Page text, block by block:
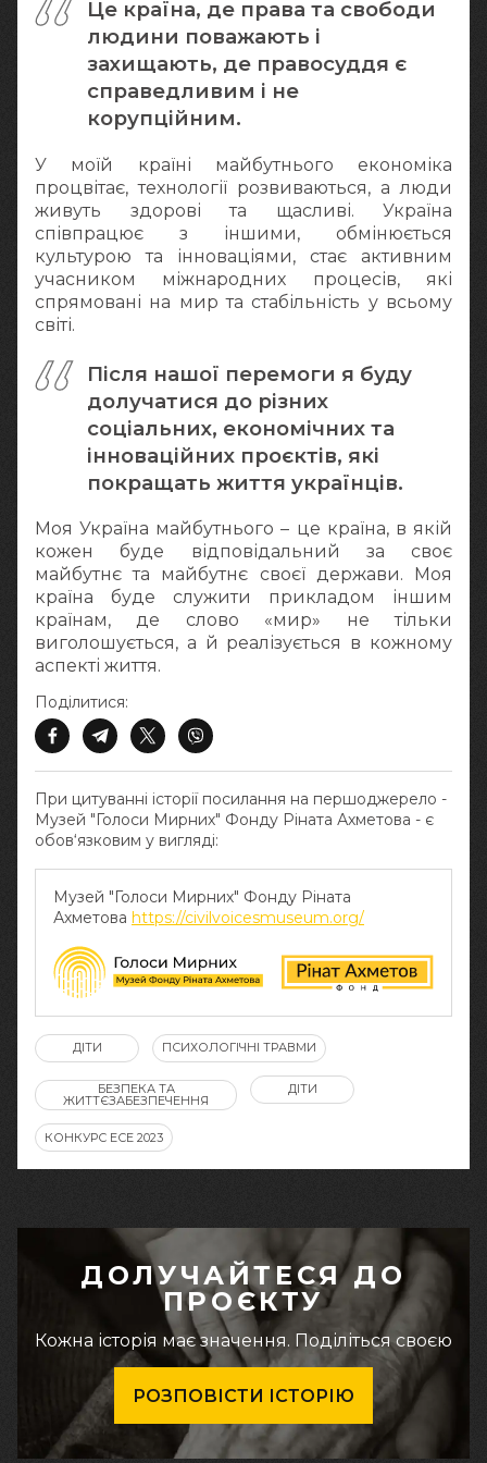
Це країна, де права та свободи
людини поважають і
захищають, де правосуддя є
справедливим і не
корупційним.
У моїй країні майбутнього економіка
процвітає, технології розвиваються, а люди
живуть здорові та щасливі. Україна
співпрацює з іншими, обмінюється
культурою та інноваціями, стає активним
учасником міжнародних процесів, які
спрямовані на мир та стабільність у всьому
світі.
Після нашої перемоги я буду
долучатися до різних
соціальних, економічних та
інноваційних проєктів, які
покращать життя українців.
Моя Україна майбутнього – це країна, в якій
кожен буде відповідальний за своє
майбутнє та майбутнє своєї держави. Моя
країна буде служити прикладом іншим
країнам, де слово «мир» не тільки
виголошується, а й реалізується в кожному
аспекті життя.
При цитуванні історії посилання на першоджерело -
Музей "Голоси Мирних" Фонду Ріната Ахметова - є
обов‘язковим у вигляді:
Музей "Голоси Мирних" Фонду Ріната
Ахметова https://civilvoicesmuseum.org/
Поділитися:
ДІТИ ПСИХОЛОГІЧНІ ТРАВМИ
БЕЗПЕКА ТА
ЖИТТЄЗАБЕЗПЕЧЕННЯ
ДІТИ
КОНКУРС ЕСЕ 2023
ДОЛУЧАЙТЕСЯ ДО
ПРОЄКТУ
Кожна історія має значення. Поділіться своєю
РОЗПОВІСТИ ІСТОРІЮ